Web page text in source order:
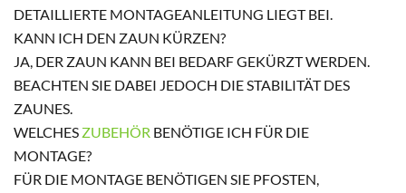
DETAILLIERTE MONTAGEANLEITUNG LIEGT BEI.
KANN ICH DEN ZAUN KÜRZEN?
JA, DER ZAUN KANN BEI BEDARF GEKÜRZT WERDEN.
BEACHTEN SIE DABEI JEDOCH DIE STABILITÄT DES
ZAUNES.
WELCHES ZUBEHÖR BENÖTIGE ICH FÜR DIE
MONTAGE?
FÜR DIE MONTAGE BENÖTIGEN SIE PFOSTEN,